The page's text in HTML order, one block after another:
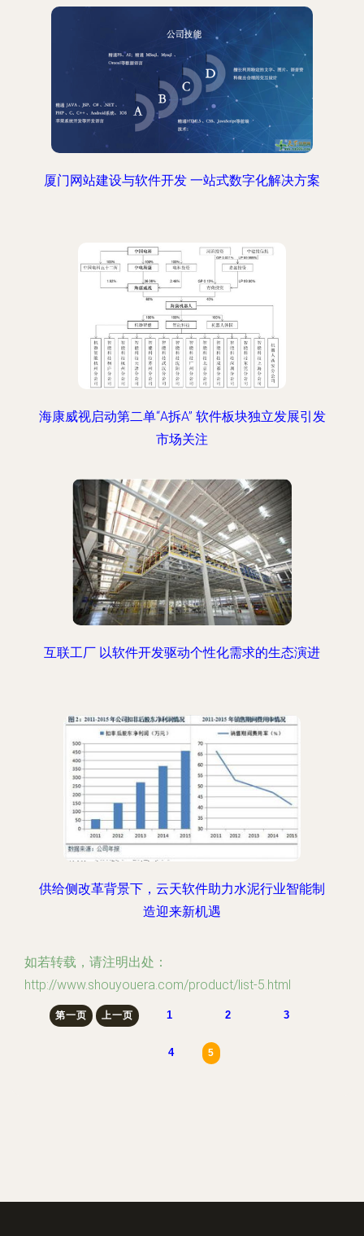
厦门网站建设与软件开发 一站式数字化解决方案
海康威视启动第二单“A拆A” 软件板块独立发展引发
市场关注
互联工厂 以软件开发驱动个性化需求的生态演进
供给侧改革背景下，云天软件助力水泥行业智能制
造迎来新机遇
如若转载，请注明出处：
http://www.shouyouera.com/product/list-5.html
第一页 上一页 1 2 3
4 5